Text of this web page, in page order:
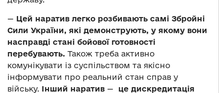
— Цей наратив легко розбивають самі Збройні
Сили України, які демонструють, у якому вони
насправді стані бойової готовності
перебувають. Також треба активно
комунікувати із суспільством та якісно
інформувати про реальний стан справ у
війську. Інший наратив —
це дискредитація